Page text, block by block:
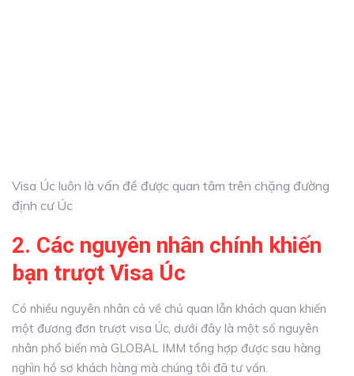
Visa Úc luôn là vấn đề được quan tâm trên chặng đường
định cư Úc
2. Các nguyên nhân chính khiến
bạn trượt Visa Úc
Có nhiều nguyên nhân cả về chủ quan lẫn khách quan khiến
một đương đơn trượt visa Úc, dưới đây là một số nguyên
nhân phổ biến mà GLOBAL IMM tổng hợp được sau hàng
nghìn hồ sơ khách hàng mà chúng tôi đã tư vấn.